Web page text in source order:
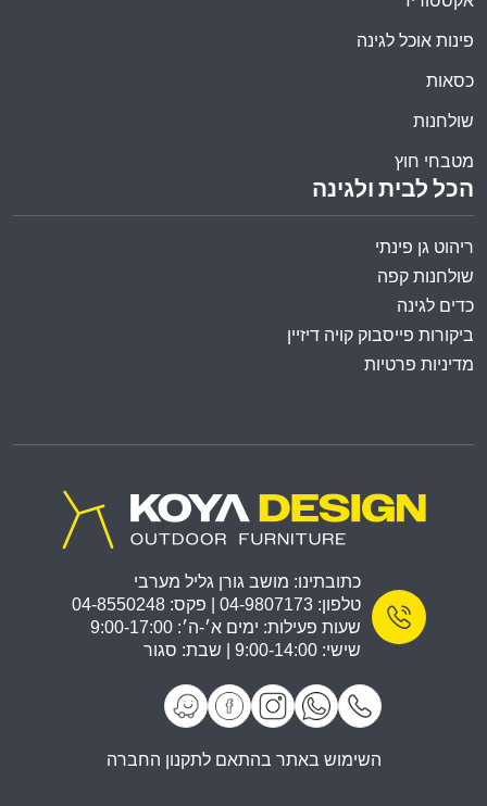
הכל לבית ולגינה
ריהוט גן פינתי
שולחנות קפה
כדים לגינה
ביקורות פייסבוק קויה דיזיין
מדיניות פרטיות
פינות אוכל לגינה
כסאות
שולחנות
מטבחי חוץ
כתובתינו: מושב גורן גליל מערבי
טלפון: 04-9807173 | פקס: 04-8550248
שעות פעילות: ימים א׳-ה׳: 9:00-17:00
שישי: 9:00-14:00 | שבת: סגור
השימוש באתר בהתאם לתקנון החברה